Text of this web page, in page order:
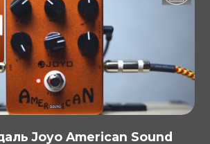
Joyo American Sound